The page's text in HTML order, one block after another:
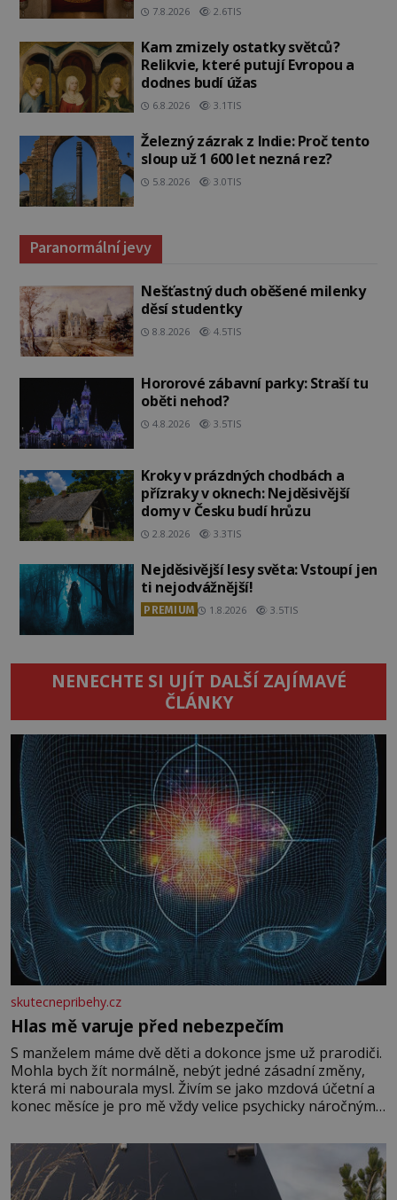
7.8.2026 2.6TIS
Kam zmizely ostatky světců?
Relikvie, které putují Evropou a
dodnes budí úžas
6.8.2026 3.1TIS
Železný zázrak z Indie: Proč tento
sloup už 1 600 let nezná rez?
5.8.2026 3.0TIS
Paranormální jevy
Nešťastný duch oběšené milenky
děsí studentky
8.8.2026 4.5TIS
Hororové zábavní parky: Straší tu
oběti nehod?
4.8.2026 3.5TIS
Kroky v prázdných chodbách a
přízraky v oknech: Nejděsivější
domy v Česku budí hrůzu
2.8.2026 3.3TIS
Nejděsivější lesy světa: Vstoupí jen
ti nejodvážnější!
PREMIUM 1.8.2026 3.5TIS
NENECHTE SI UJÍT DALŠÍ ZAJÍMAVÉ
ČLÁNKY
skutecnepribehy.cz
Hlas mě varuje před nebezpečím
S manželem máme dvě děti a dokonce jsme už prarodiči.
Mohla bych žít normálně, nebýt jedné zásadní změny,
která mi nabourala mysl. Živím se jako mzdová účetní a
konec měsíce je pro mě vždy velice psychicky náročným
dál častěji volá o pomoc, co se hlídání týče. Dalo by se